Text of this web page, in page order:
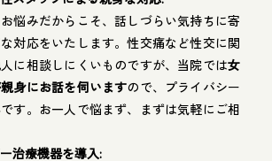
悩みだからこそ、話しづらい気持ちに寄
対応をいたします。性交痛など性交に関
に相談しにくいものですが、当院では女
身にお話を伺いますので、プライバシー
す。お一人で悩まず、まずは気軽にご相
治療機器を導入: